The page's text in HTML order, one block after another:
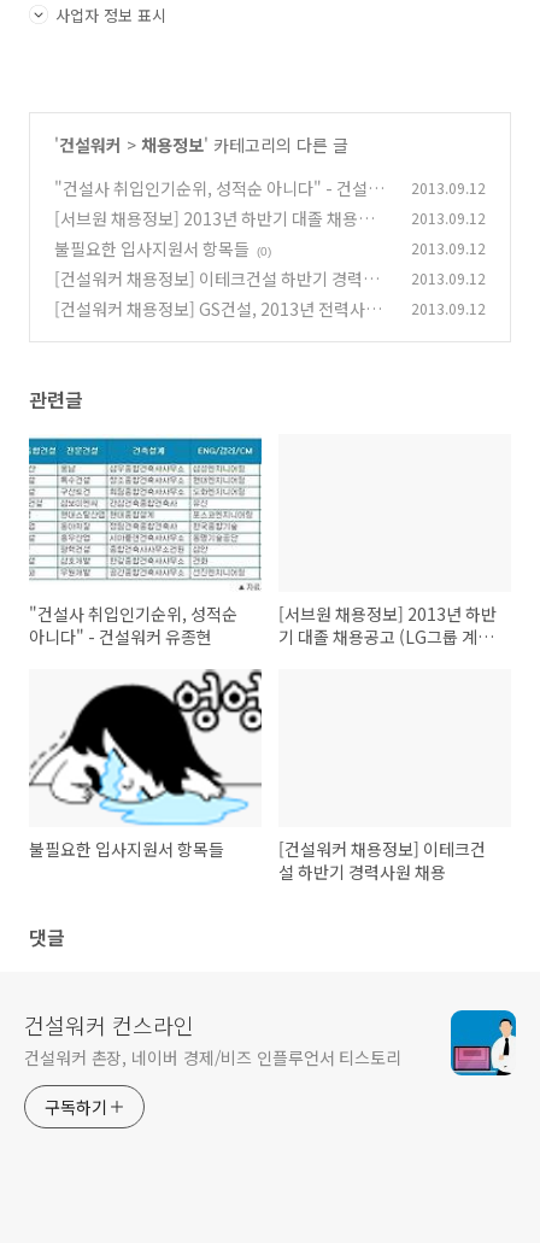
사업자 정보 표시
'건설워커 > 채용정보' 카테고리의 다른 글
"건설사 취입인기순위, 성적순 아니다" - 건설워
커 유종현 (0)
2013.09.12
[서브원 채용정보] 2013년 하반기 대졸 채용공고
(LG그룹 계열) - 건설워커 (0)
2013.09.12
불필요한 입사지원서 항목들 (0) 2013.09.12
[건설워커 채용정보] 이테크건설 하반기 경력사
원 채용 (0)
2013.09.12
[건설워커 채용정보] GS건설, 2013년 전력사업
2013.09.12
관련글
"건설사 취입인기순위, 성적순
아니다" - 건설워커 유종현
[서브원 채용정보] 2013년 하반
기 대졸 채용공고 (LG그룹 계열)
불필요한 입사지원서 항목들
[건설워커 채용정보] 이테크건
설 하반기 경력사원 채용
댓글
건설워커 컨스라인
건설워커 촌장, 네이버 경제/비즈 인플루언서 티스토리
구독하기